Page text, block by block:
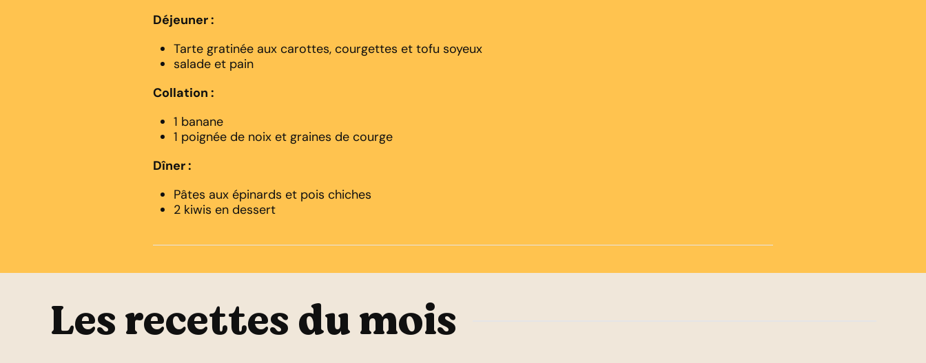
Déjeuner :
Tarte gratinée aux carottes, courgettes et tofu soyeux
salade et pain
Collation :
1 banane
1 poignée de noix et graines de courge
Dîner :
Pâtes aux épinards et pois chiches
2 kiwis en dessert
Les recettes du mois